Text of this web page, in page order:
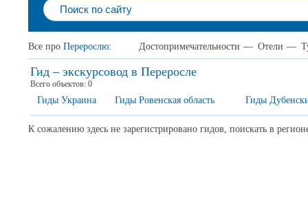
Все про Перерослю: Достопримечательности — Отели —
Гид – экскурсовод в Переросле
Всего объектов: 0
Гиды Украина Гиды Ровенская область Гиды
К сожалению здесь не зарегистрировано гидов, поискать в